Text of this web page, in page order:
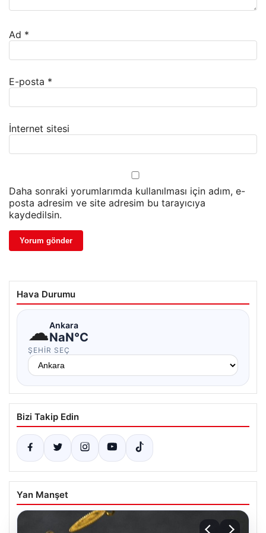
Ad *
E-posta *
İnternet sitesi
Daha sonraki yorumlarımda kullanılması için adım, e-
posta adresim ve site adresim bu tarayıcıya
kaydedilsin.
Hava Durumu
☁Ankara
NaN°C
ŞEHIR SEÇ
Bizi Takip Edin
Yan Manşet